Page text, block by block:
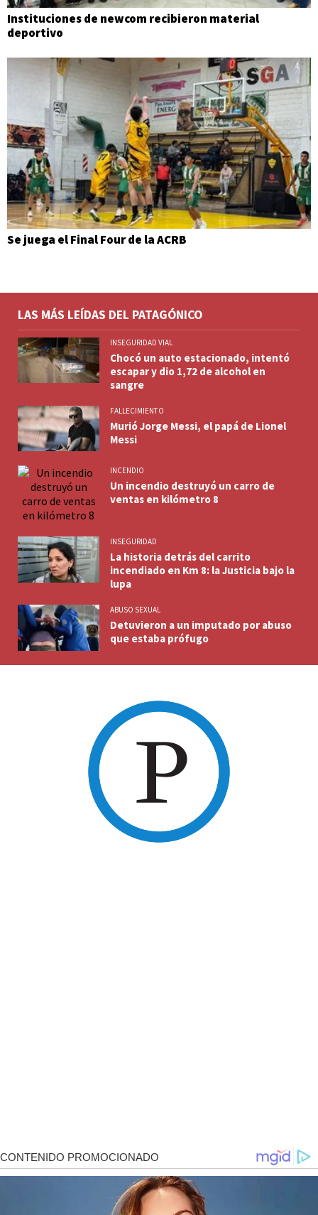
Instituciones de newcom recibieron material
deportivo
Se juega el Final Four de la ACRB
LAS MÁS LEÍDAS DEL PATAGÓNICO
INSEGURIDAD VIAL
Chocó un auto estacionado, intentó
escapar y dio 1,72 de alcohol en
sangre
FALLECIMIENTO
Murió Jorge Messi, el papá de Lionel
Messi
INCENDIO
Un incendio destruyó un carro de
ventas en kilómetro 8
INSEGURIDAD
La historia detrás del carrito
incendiado en Km 8: la Justicia bajo la
lupa
ABUSO SEXUAL
Detuvieron a un imputado por abuso
que estaba prófugo